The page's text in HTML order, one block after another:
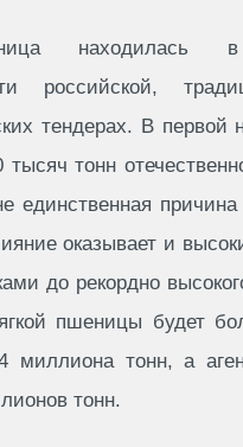
находилась
российской,
тендерах. В первой
тысяч тонн
единственная
оказывает и
до рекордно
пшеницы будет
миллиона тонн, а
тонн.